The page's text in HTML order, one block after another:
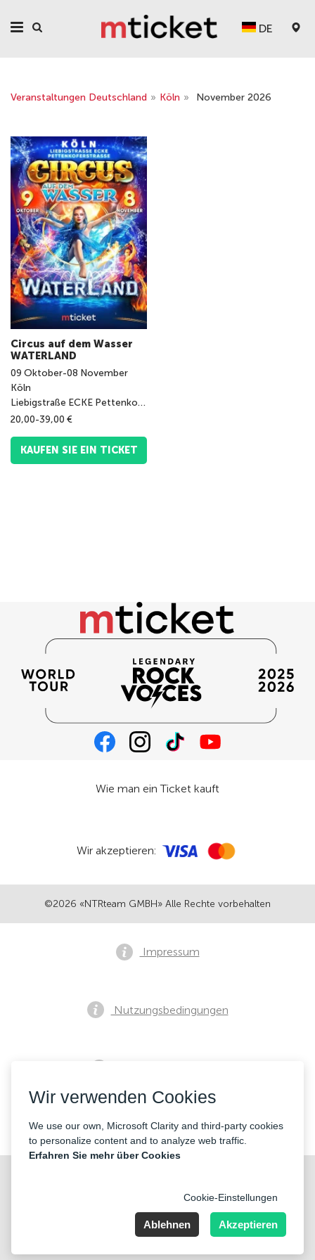
DE
Veranstaltungen Deutschland » Köln » November 2026
Circus auf dem Wasser
WATERLAND
09 Oktober-08 November
Köln
Liebigstraße ECKE Pettenkoferstraße
20,00-39,00 €
KAUFEN SIE EIN TICKET
©2026 «NTRteam GMBH» Alle Rechte vorbehalten
Wie man ein Ticket kauft
Wir akzeptieren:
Impressum
Nutzungsbedingungen
Kontakte
Nummer der Firma: 40221 Düsseldorf, Registered address:
Wir verwenden Cookies
We use our own, Microsoft Clarity and third-party cookies
to personalize content and to analyze web traffic.
Erfahren Sie mehr über Cookies
Cookie-Einstellungen
Ablehnen Akzeptieren